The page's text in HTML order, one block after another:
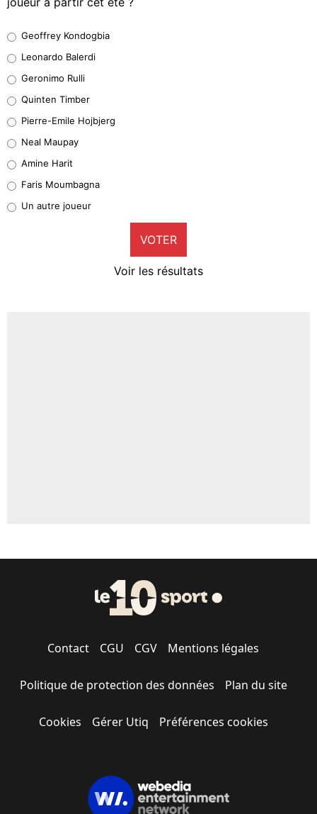
38%
32%
5%
1%
9%
Geoffrey Kondogbia
Leonardo Balerdi
Geronimo Rulli
Quinten Timber
Pierre-Emile Hojbjerg
Neal Maupay
Amine Harit
Faris Moumbagna
Un autre joueur
VOTER
Voir les résultats
Contact CGU CGV Mentions légales
Politique de protection des données Plan du site
Cookies Gérer Utiq Préférences cookies